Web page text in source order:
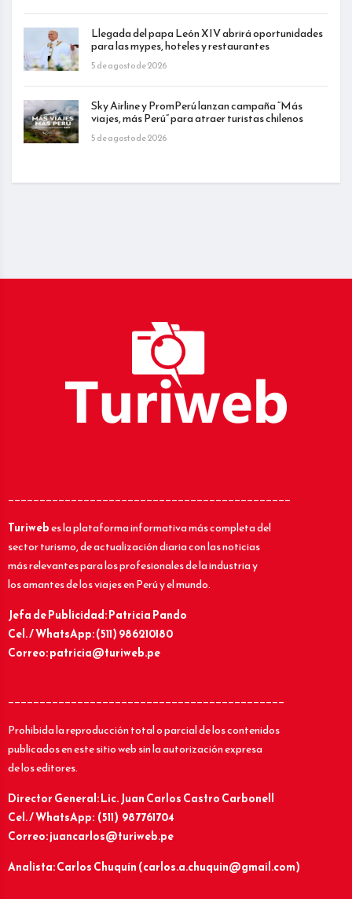
Llegada del papa León XIV abrirá oportunidades
para las mypes, hoteles y restaurantes
5 de agosto de 2026
Sky Airline y PromPerú lanzan campaña “Más
viajes, más Perú” para atraer turistas chilenos
5 de agosto de 2026
_____________________________________________
Turiwebes la plataforma informativa más completa del
sector turismo, de actualización diaria con las noticias
más relevantes para los profesionales de la industria y
los amantes de los viajes en Perú y el mundo.
Jefa de Publicidad: Patricia Pando
Cel. / WhatsApp: (511) 986210180
Correo: patricia@turiweb.pe
____________________________________________
Prohibida la reproducción total o parcial de los contenidos
publicados en este sitio web sin la autorización expresa
de los editores.
Director General: Lic.Juan Carlos Castro Carbonell
Cel. / WhatsApp: (511) 987761704
Correo: juancarlos@turiweb.pe
Analista: Carlos Chuquín (carlos.a.chuquin@gmail.com)